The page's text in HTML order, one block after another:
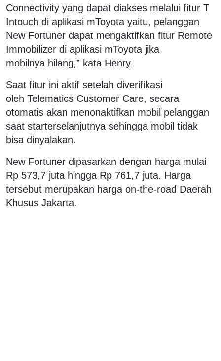
Connectivity yang dapat diakses melalui fitur T
Intouch di aplikasi mToyota yaitu, pelanggan
New Fortuner dapat mengaktifkan fitur Remote
Immobilizer di aplikasi mToyota jika
mobilnya hilang,” kata Henry.
Saat fitur ini aktif setelah diverifikasi
oleh Telematics Customer Care, secara
otomatis akan menonaktifkan mobil pelanggan
saat starterselanjutnya sehingga mobil tidak
bisa dinyalakan.
New Fortuner dipasarkan dengan harga mulai
Rp 573,7 juta hingga Rp 761,7 juta. Harga
tersebut merupakan harga on-the-road Daerah
Khusus Jakarta.